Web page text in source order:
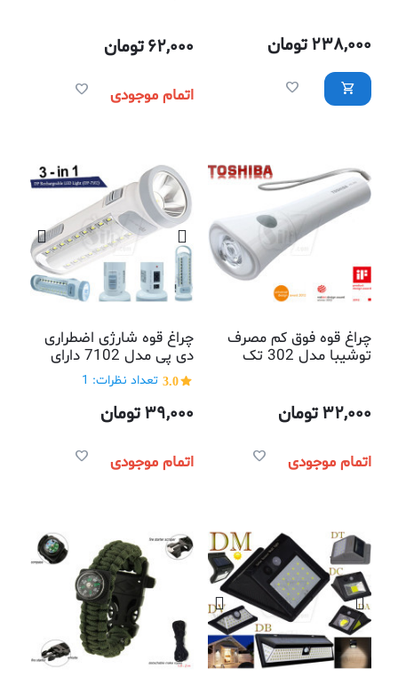
238,000تومان 62,000تومان
اتمام موجودی
چراغ قوه فوق کم مصرف
توشیبا مدل 302 تک
32,000تومان
اتمام موجودی
چراغ قوه شارژی اضطراری
دی پی مدل 7102 دارای
دسته آویزی و 3 حالت نور
قابل انتخاب
3.0 تعداد نظرات: 1
39,000تومان
اتمام موجودی